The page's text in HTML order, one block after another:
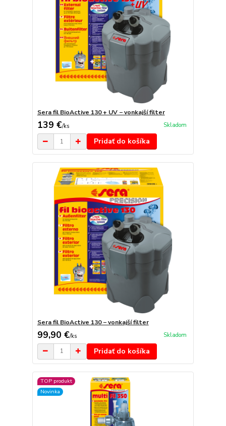
Sera fil BioActive 130 + UV − vonkajší filter
139 €/ks Skladom
Pridať do košíka
Sera fil BioActive 130 − vonkajší filter
99,90 €/ks Skladom
Pridať do košíka
TOP produkt
Novinka